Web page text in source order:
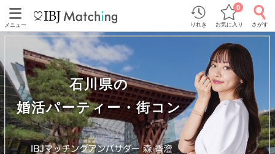
メニュー りれき お気に入り
0
さがす
石川県の
婚活パーティー・街コン